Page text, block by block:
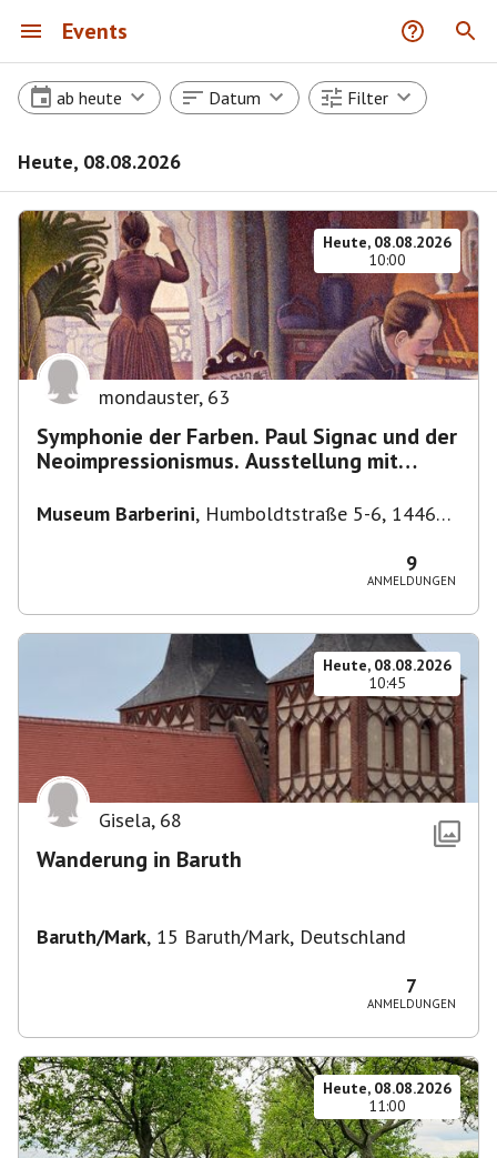
Events
ab heute Datum Filter
Heute, 08.08.2026
Heute, 08.08.2026
10:00
mondauster, 63
Symphonie der Farben. Paul Signac und der
Neoimpressionismus. Ausstellung mit
Museum Barberini, Humboldtstraße 5-6, 14467
9
ANMELDUNGEN
Heute, 08.08.2026
10:45
Gisela, 68
Wanderung in Baruth
Baruth/Mark, 15 Baruth/Mark, Deutschland
7
ANMELDUNGEN
Heute, 08.08.2026
11:00